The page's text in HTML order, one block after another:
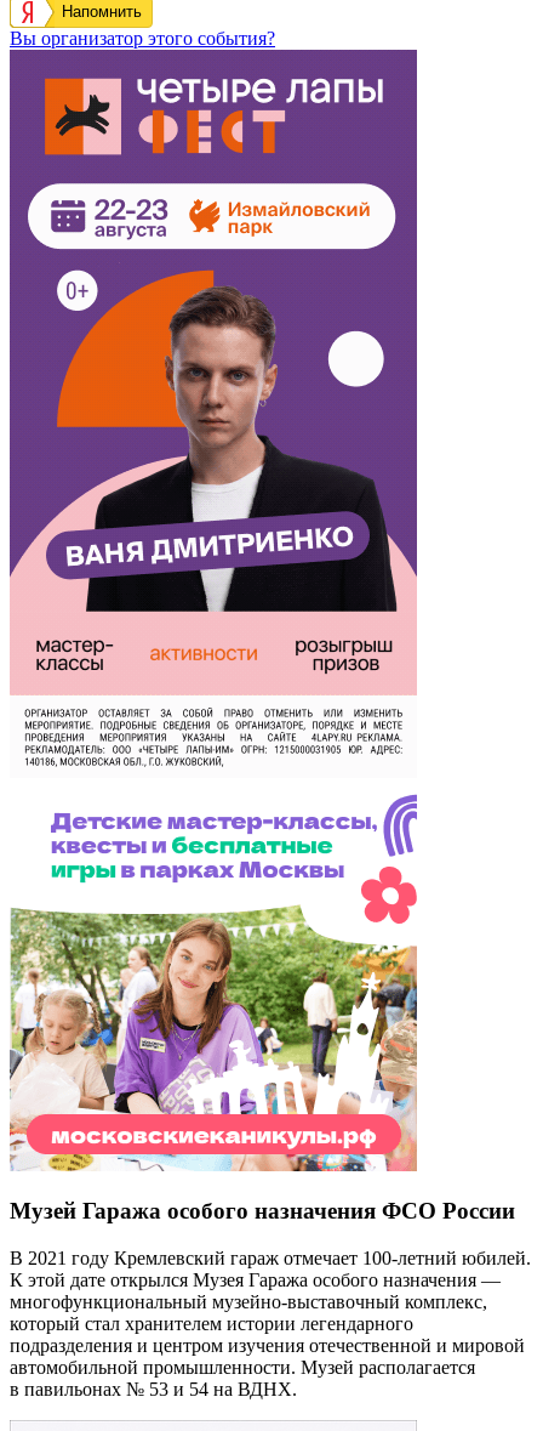
Напомнить
Вы организатор этого события?
Музей Гаража особого назначения ФСО России
В 2021 году Кремлевский гараж отмечает 100-летний юбилей.
К этой дате открылся Музея Гаража особого назначения —
многофункциональный музейно-выставочный комплекс,
который стал хранителем истории легендарного
подразделения и центром изучения отечественной и мировой
автомобильной промышленности. Музей располагается
в павильонах № 53 и 54 на ВДНХ.